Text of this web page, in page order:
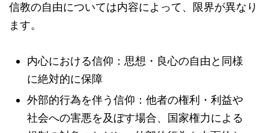
信教の自由については内容によって、限界が異なり
ます。
内心における信仰：思想・良心の自由と同様
に絶対的に保障
外部的行為を伴う信仰：他者の権利・利益や
社会への害悪を及ぼす場合、国家権力による